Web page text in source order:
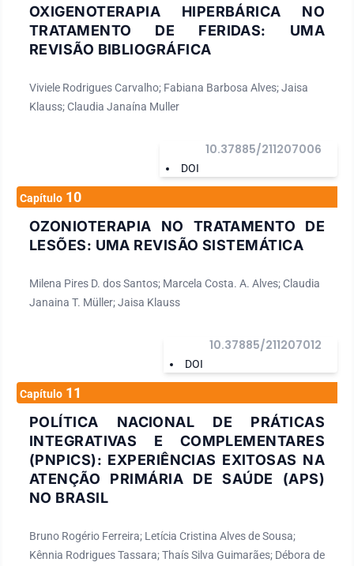
OXIGENOTERAPIA HIPERBÁRICA NO
TRATAMENTO DE FERIDAS: UMA
REVISÃO BIBLIOGRÁFICA
Viviele Rodrigues Carvalho; Fabiana Barbosa Alves; Jaisa
Klauss; Claudia Janaína Muller
DOI
10.37885/211207006
Capítulo 10
OZONIOTERAPIA NO TRATAMENTO DE
LESÕES: UMA REVISÃO SISTEMÁTICA
Milena Pires D. dos Santos; Marcela Costa. A. Alves; Claudia
Janaina T. Müller; Jaisa Klauss
DOI
10.37885/211207012
Capítulo 11
POLÍTICA NACIONAL DE PRÁTICAS
INTEGRATIVAS E COMPLEMENTARES
(PNPICS): EXPERIÊNCIAS EXITOSAS NA
ATENÇÃO PRIMÁRIA DE SAÚDE (APS)
NO BRASIL
Bruno Rogério Ferreira; Letícia Cristina Alves de Sousa;
Kênnia Rodrigues Tassara; Thaís Silva Guimarães; Débora de